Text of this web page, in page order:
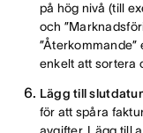
på hög nivå (till
och
”Återkommande”
enkelt att sortera
Lägg till
för att spåra